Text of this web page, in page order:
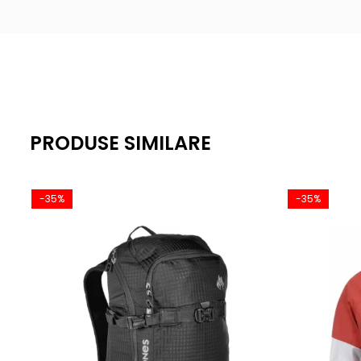
PRODUSE SIMILARE
-35% -35%